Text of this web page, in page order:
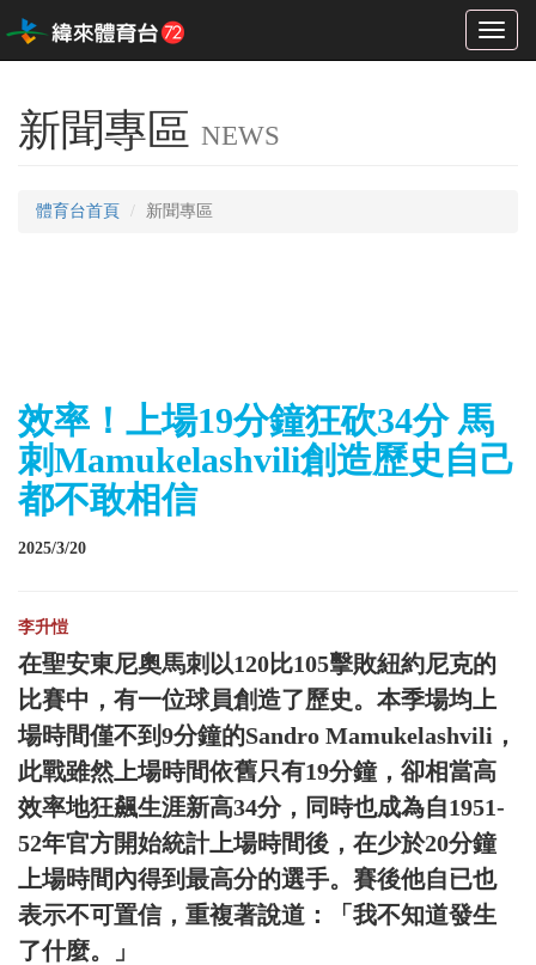
Toggle
新聞專區 NEWS
體育台首頁 新聞專區
效率！上場19分鐘狂砍34分 馬
刺Mamukelashvili創造歷史自己
都不敢相信
2025/3/20
李升愷
在聖安東尼奧馬刺以120比105擊敗紐約尼克的
比賽中，有一位球員創造了歷史。本季場均上
場時間僅不到9分鐘的Sandro Mamukelashvili，
此戰雖然上場時間依舊只有19分鐘，卻相當高
效率地狂飆生涯新高34分，同時也成為自1951-
52年官方開始統計上場時間後，在少於20分鐘
上場時間內得到最高分的選手。賽後他自已也
表示不可置信，重複著說道：「我不知道發生
了什麼。」